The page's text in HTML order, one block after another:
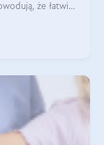
że łatwiej